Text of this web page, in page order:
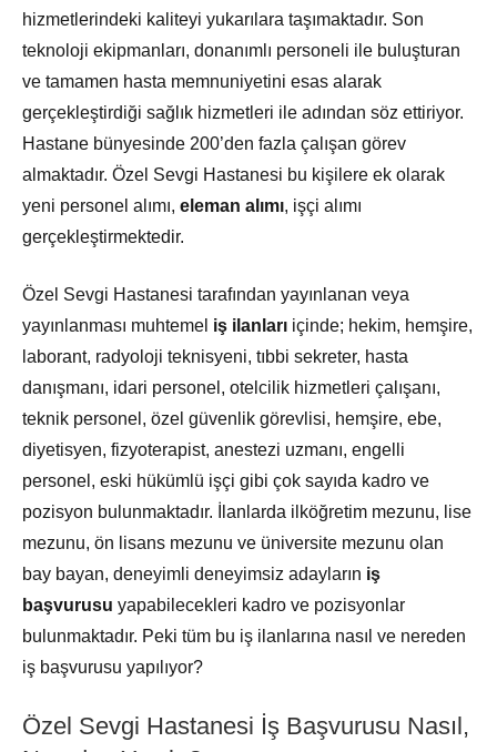
hizmetlerindeki kaliteyi yukarılara taşımaktadır. Son
teknoloji ekipmanları, donanımlı personeli ile buluşturan
ve tamamen hasta memnuniyetini esas alarak
gerçekleştirdiği sağlık hizmetleri ile adından söz ettiriyor.
Hastane bünyesinde 200’den fazla çalışan görev
almaktadır. Özel Sevgi Hastanesi bu kişilere ek olarak
yeni personel alımı, eleman alımı, işçi alımı
gerçekleştirmektedir.
Özel Sevgi Hastanesi tarafından yayınlanan veya
yayınlanması muhtemel iş ilanları içinde; hekim, hemşire,
laborant, radyoloji teknisyeni, tıbbi sekreter, hasta
danışmanı, idari personel, otelcilik hizmetleri çalışanı,
teknik personel, özel güvenlik görevlisi, hemşire, ebe,
diyetisyen, fizyoterapist, anestezi uzmanı, engelli
personel, eski hükümlü işçi gibi çok sayıda kadro ve
pozisyon bulunmaktadır. İlanlarda ilköğretim mezunu, lise
mezunu, ön lisans mezunu ve üniversite mezunu olan
bay bayan, deneyimli deneyimsiz adayların iş
başvurusu yapabilecekleri kadro ve pozisyonlar
bulunmaktadır. Peki tüm bu iş ilanlarına nasıl ve nereden
iş başvurusu yapılıyor?
Özel Sevgi Hastanesi İş Başvurusu Nasıl,